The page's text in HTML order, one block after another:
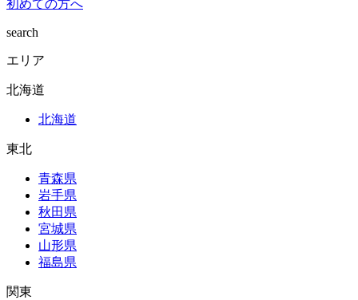
初めての方へ
search
エリア
北海道
北海道
東北
青森県
岩手県
秋田県
宮城県
山形県
福島県
関東